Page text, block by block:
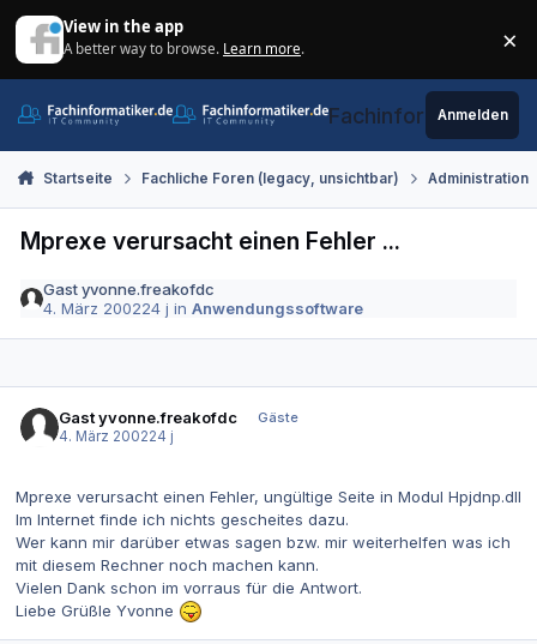
View in the app
A better way to browse. Learn more. ×
Fachinformatiker.de
Anmelden
Startseite Fachliche Foren (legacy, unsichtbar) Administration
Mprexe verursacht einen Fehler ...
Gast yvonne.freakofdc
4. März 200224 j inAnwendungssoftware
Gast yvonne.freakofdc
Gäste
4. März 200224 j
Mprexe verursacht einen Fehler, ungültige Seite in Modul Hpjdnp.dll
Im Internet finde ich nichts gescheites dazu.
Wer kann mir darüber etwas sagen bzw. mir weiterhelfen was ich
mit diesem Rechner noch machen kann.
Vielen Dank schon im vorraus für die Antwort.
Liebe Grüßle Yvonne